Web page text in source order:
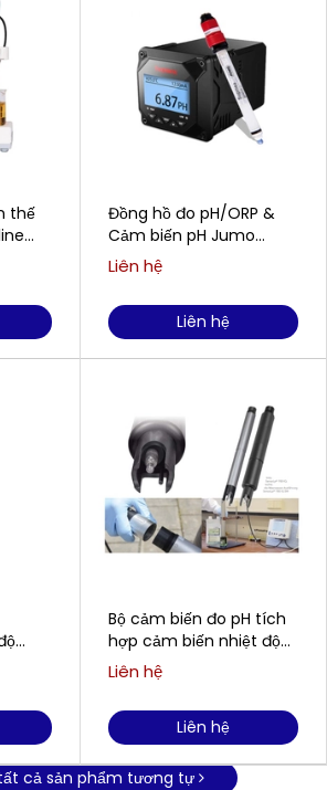
thế
51
Đồng hồ đo pH/ORP &
Cảm biến pH Jumo
SUPMEA SUP-PH6.0 &
SUP-PH5022
Liên hệ
Liên hệ
Bộ cảm biến đo pH tích
hợp cảm biến nhiệt độ
WTW/Xylem Analytics
SensoLyt® 700 IQ
Liên hệ
Liên hệ
cả sản phẩm tương tự